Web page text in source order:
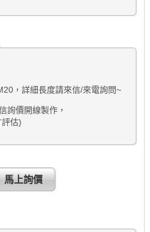
，詳細長度請來信/來電詢問~
詢價開線製作，
估)
馬上詢價